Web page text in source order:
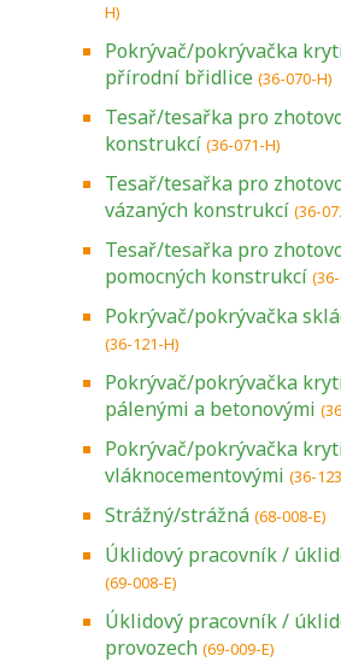
H)
Pokrývač/pokrývačka
přírodní břidlice (36-070-H)
Tesař/tesařka pro
konstrukcí (36-071-H)
Tesař/tesařka pro
vázaných konstrukcí (36-
Tesař/tesařka pro
pomocných konstrukcí
Pokrývač/pokrývačka
(36-121-H)
Pokrývač/pokrývačka
pálenými a betonovými
Pokrývač/pokrývačka
vláknocementovými (36-
Strážný/strážná (68-008-E)
Úklidový pracovník /
(69-008-E)
Úklidový pracovník /
provozech (69-009-E)